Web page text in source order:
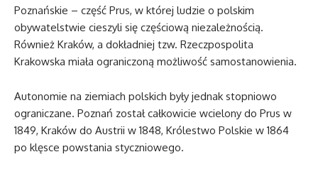
Poznańskie – część Prus, w której ludzie o polskim
obywatelstwie cieszyli się częściową niezależnością.
Również Kraków, a dokładniej tzw. Rzeczpospolita
Krakowska miała ograniczoną możliwość samostanowienia.
Autonomie na ziemiach polskich były jednak stopniowo
ograniczane. Poznań został całkowicie wcielony do Prus w
1849, Kraków do Austrii w 1848, Królestwo Polskie w 1864
po klęsce powstania styczniowego.